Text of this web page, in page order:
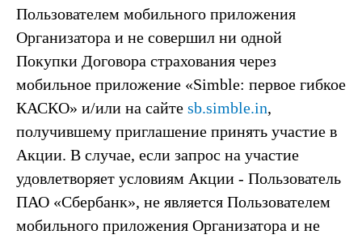
Пользователем мобильного приложения
Организатора и не совершил ни одной
Покупки Договора страхования через
мобильное приложение «Simble: первое гибкое
КАСКО» и/или на сайте sb.simble.in,
получившему приглашение принять участие в
Акции. В случае, если запрос на участие
удовлетворяет условиям Акции - Пользователь
ПАО «Сбербанк», не является Пользователем
мобильного приложения Организатора и не